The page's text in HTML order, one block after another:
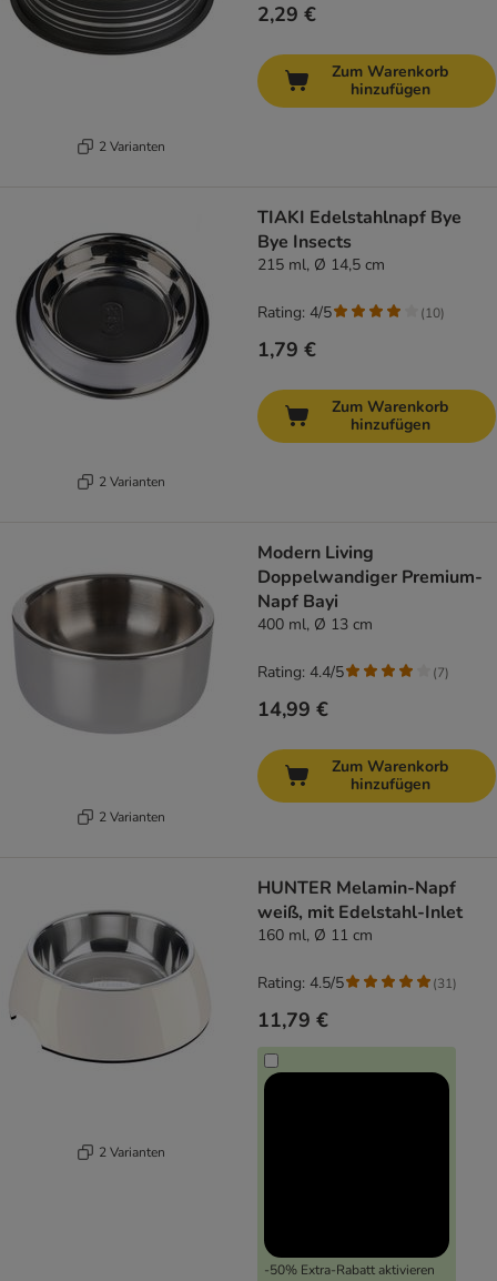
2 Varianten
2,29 €
Zum Warenkorb
hinzufügen
2 Varianten
TIAKI Edelstahlnapf Bye
Bye Insects
215 ml, Ø 14,5 cm
1,79 €
Rating: 4/5 (10)
Zum Warenkorb
hinzufügen
2 Varianten
Modern Living
Doppelwandiger Premium-
Napf Bayi
400 ml, Ø 13 cm
14,99 €
Rating: 4.4/5 (7)
Zum Warenkorb
hinzufügen
2 Varianten
HUNTER Melamin-Napf
weiß, mit Edelstahl-Inlet
160 ml, Ø 11 cm
11,79 €
-50% Extra-Rabatt aktivieren
Rating: 4.5/5 (31)